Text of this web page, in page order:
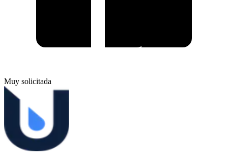
Muy solicitada